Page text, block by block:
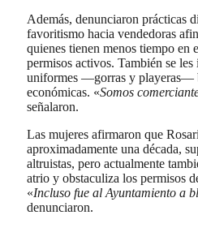
Además, denunciaron prácticas
favoritismo hacia vendedoras
quienes tienen menos tiempo en
permisos activos. También se
uniformes —gorras y playeras—
económicas. «Somos
señalaron.
Las mujeres afirmaron que
aproximadamente una década,
altruistas, pero actualmente
atrio y obstaculiza los permisos
«Incluso fue al Ayuntamiento a
denunciaron.